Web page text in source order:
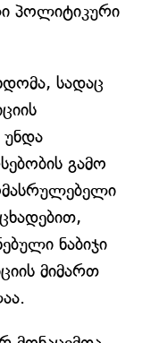
პოლიტიკური
სადაც
გამო
ნაბიჯი
მიმართ